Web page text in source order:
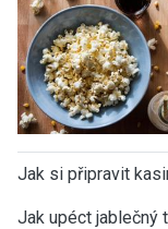
Jak si připravit
Jak upéct jablečný